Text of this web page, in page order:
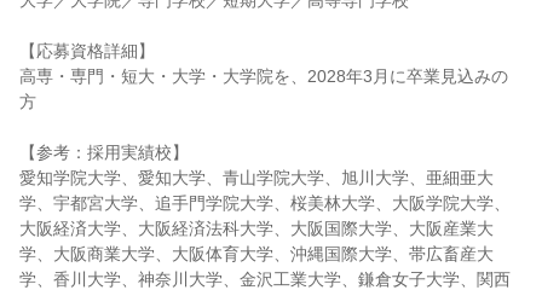
【応募資格詳細】
高専・専門・短大・大学・大学院を、2028年3月に卒業見込みの
方
【参考：採用実績校】
愛知学院大学、愛知大学、青山学院大学、旭川大学、亜細亜大
学、宇都宮大学、追手門学院大学、桜美林大学、大阪学院大学、
大阪経済大学、大阪経済法科大学、大阪国際大学、大阪産業大
学、大阪商業大学、大阪体育大学、沖縄国際大学、帯広畜産大
学、香川大学、神奈川大学、金沢工業大学、鎌倉女子大学、関西